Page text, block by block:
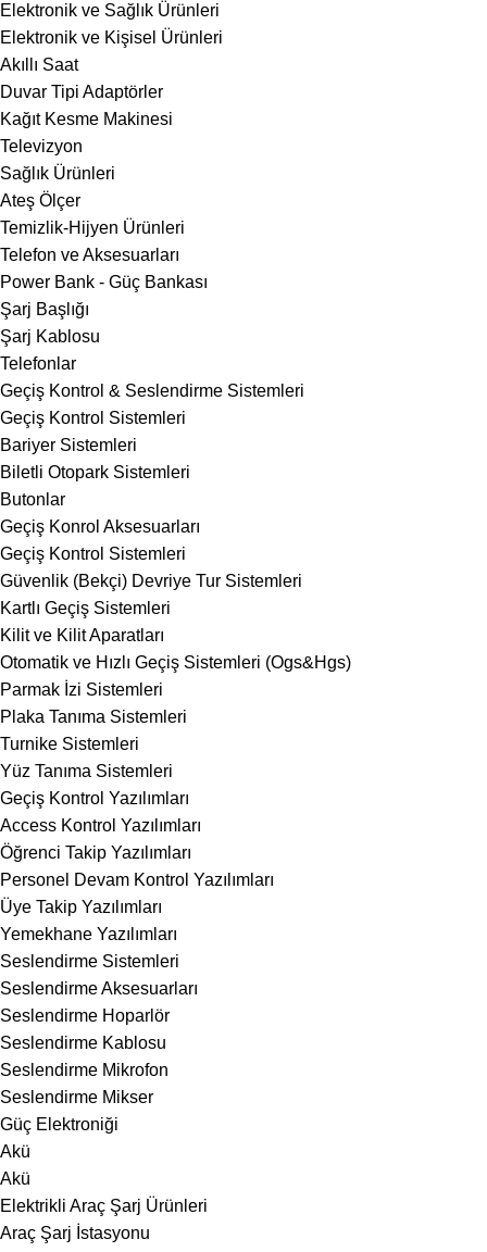
Elektronik ve Sağlık Ürünleri
Elektronik ve Kişisel Ürünleri
Akıllı Saat
Duvar Tipi Adaptörler
Kağıt Kesme Makinesi
Televizyon
Sağlık Ürünleri
Ateş Ölçer
Temizlik-Hijyen Ürünleri
Telefon ve Aksesuarları
Power Bank - Güç Bankası
Şarj Başlığı
Şarj Kablosu
Telefonlar
Geçiş Kontrol & Seslendirme Sistemleri
Geçiş Kontrol Sistemleri
Bariyer Sistemleri
Biletli Otopark Sistemleri
Butonlar
Geçiş Konrol Aksesuarları
Geçiş Kontrol Sistemleri
Güvenlik (Bekçi) Devriye Tur Sistemleri
Kartlı Geçiş Sistemleri
Kilit ve Kilit Aparatları
Otomatik ve Hızlı Geçiş Sistemleri (Ogs&Hgs)
Parmak İzi Sistemleri
Plaka Tanıma Sistemleri
Turnike Sistemleri
Yüz Tanıma Sistemleri
Geçiş Kontrol Yazılımları
Access Kontrol Yazılımları
Öğrenci Takip Yazılımları
Personel Devam Kontrol Yazılımları
Üye Takip Yazılımları
Yemekhane Yazılımları
Seslendirme Sistemleri
Seslendirme Aksesuarları
Seslendirme Hoparlör
Seslendirme Kablosu
Seslendirme Mikrofon
Seslendirme Mikser
Güç Elektroniği
Akü
Akü
Elektrikli Araç Şarj Ürünleri
Araç Şarj İstasyonu